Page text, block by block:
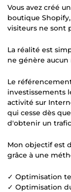
Vous avez créé
boutique
visiteurs ne sont
La réalité est
ne génère aucun
Le
investissements
activité sur
qui cesse dès
d'obtenir un
Mon objectif est
grâce à une
✓ Optimisation
✓ Optimisation